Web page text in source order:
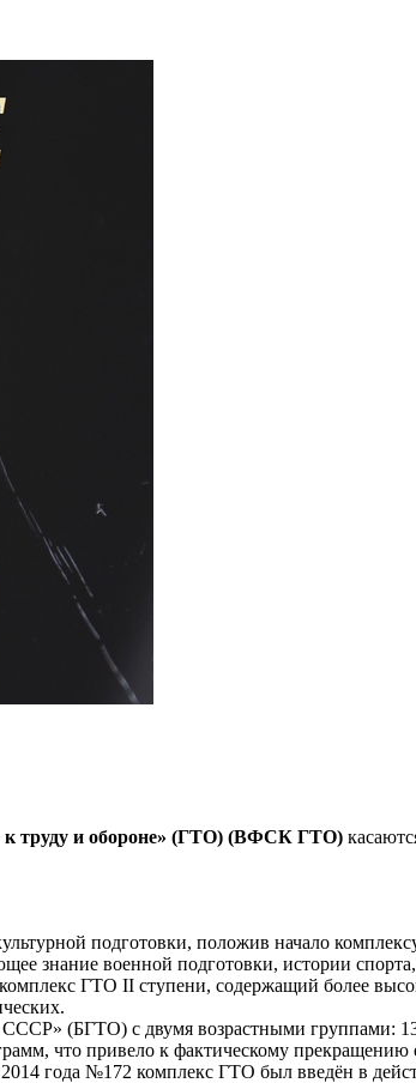
к труду и обороне» (ГТО) (ВФСК ГТО)
подготовки, положив начало
знание военной подготовки, истории
ГТО II ступени, содержащий более
(БГТО) с двумя возрастными группами:
что привело к фактическому прекращению
года №172 комплекс ГТО был введён в